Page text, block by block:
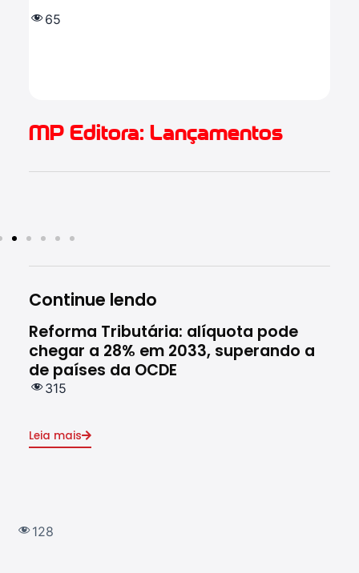
65
MP Editora: Lançamentos
Continue lendo
Reforma Tributária: alíquota pode
chegar a 28% em 2033, superando a
de países da OCDE
315
Leia mais
128